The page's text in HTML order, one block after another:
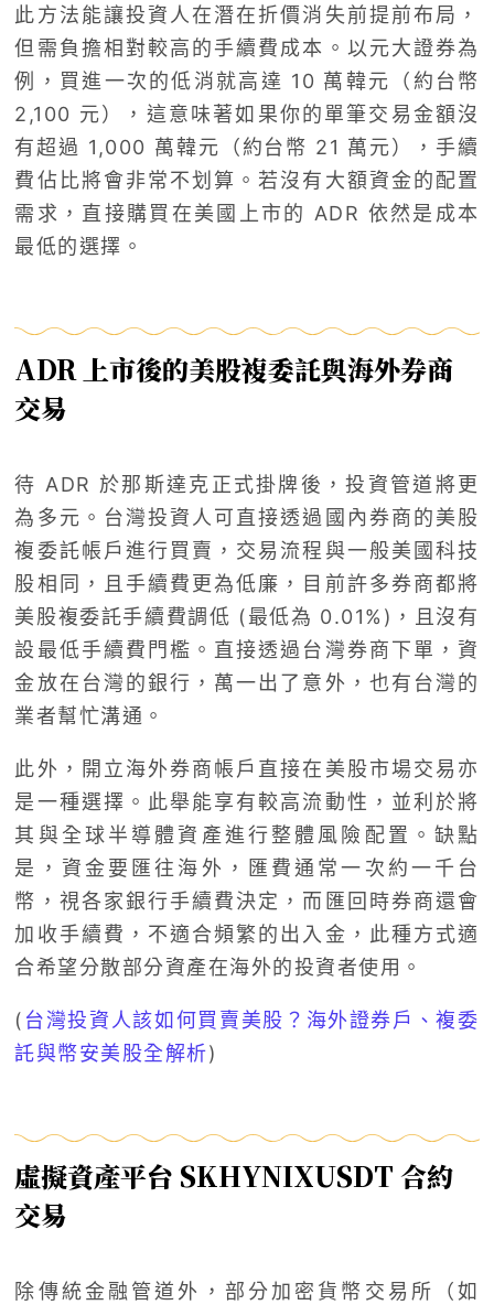
此方法能讓投資人在潛在折價消失前提前布局，
但需負擔相對較高的手續費成本。以元大證券為
例，買進一次的低消就高達 10 萬韓元（約台幣
2,100 元），這意味著如果你的單筆交易金額沒
有超過 1,000 萬韓元（約台幣 21 萬元），手續
費佔比將會非常不划算。若沒有大額資金的配置
需求，直接購買在美國上市的 ADR 依然是成本
最低的選擇。
ADR 上市後的美股複委託與海外券商
交易
待 ADR 於那斯達克正式掛牌後，投資管道將更
為多元。台灣投資人可直接透過國內券商的美股
複委託帳戶進行買賣，交易流程與一般美國科技
股相同，且手續費更為低廉，目前許多券商都將
美股複委託手續費調低 (最低為 0.01%)，且沒有
設最低手續費門檻。直接透過台灣券商下單，資
金放在台灣的銀行，萬一出了意外，也有台灣的
業者幫忙溝通。
此外，開立海外券商帳戶直接在美股市場交易亦
是一種選擇。此舉能享有較高流動性，並利於將
其與全球半導體資產進行整體風險配置。缺點
是，資金要匯往海外，匯費通常一次約一千台
幣，視各家銀行手續費決定，而匯回時券商還會
加收手續費，不適合頻繁的出入金，此種方式適
合希望分散部分資產在海外的投資者使用。
( 台灣投資人該如何買賣美股？海外證券戶、複委
託與幣安美股全解析)
虛擬資產平台 SKHYNIXUSDT 合約
交易
除傳統金融管道外，部分加密貨幣交易所（如